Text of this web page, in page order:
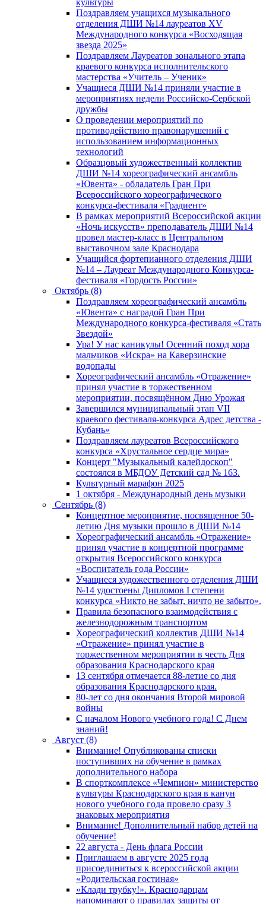
Поздравляем учащихся музыкального
отделения ДШИ №14 лауреатов XV
Международного конкурса «Восходящая
звезда 2025»
Поздравляем Лауреатов зонального этапа
краевого конкурса исполнительского
мастерства «Учитель – Ученик»
Учащиеся ДШИ №14 приняли участие в
мероприятиях недели Российско-Сербской
дружбы
О проведении мероприятий по
противодействию правонарушений с
использованием информационных
технологий
Образцовый художественный коллектив
ДШИ №14 хореографический ансамбль
«Ювента» - обладатель Гран При
Всероссийского хореографического
конкурса-фестиваля «Градиент»
В рамках мероприятий Всероссийской акции
«Ночь искусств» преподаватель ДШИ №14
провел мастер-класс в Центральном
выставочном зале Краснодара
Учащийся фортепианного отделения ДШИ
№14 – Лауреат Международного Конкурса-
фестиваля «Гордость России»
Октябрь (8)
Поздравляем хореографический ансамбль
«Ювента» с наградой Гран При
Международного конкурса-фестиваля «Стать
Звездой»
Ура! У нас каникулы! Осенний поход хора
мальчиков «Искра» на Каверзинские
водопады
Хореографический ансамбль «Отражение»
принял участие в торжественном
мероприятии, посвящённом Дню Урожая
Завершился муниципальный этап VII
краевого фестиваля-конкурса Адрес детства -
Кубань»
Поздравляем лауреатов Всероссийского
конкурса «Хрустальное сердце мира»
Концерт "Музыкальный калейдоскоп"
состоялся в МБДОУ Детский сад № 163.
Культурный марафон 2025
1 октября - Международный день музыки
Сентябрь (8)
Концертное мероприятие, посвященное 50-
летию Дня музыки прошло в ДШИ №14
Хореографический ансамбль «Отражение»
принял участие в концертной программе
открытия Всероссийского конкурса
«Воспитатель года России»
Учащиеся художественного отделения ДШИ
№14 удостоены Дипломов I степени
конкурса «Никто не забыт, ничто не забыто».
Правила безопасного взаимодействия с
железнодорожным транспортом
Хореографический коллектив ДШИ №14
«Отражение» принял участие в
торжественном мероприятии в честь Дня
образования Краснодарского края
13 сентября отмечается 88-летие со дня
образования Краснодарского края.
80-лет со дня окончания Второй мировой
войны
С началом Нового учебного года! С Днем
знаний!
Август (8)
Внимание! Опубликованы списки
поступивших на обучение в рамках
дополнительного набора
В спорткомплексе «Чемпион» министерство
культуры Краснодарского края в канун
нового учебного года провело сразу 3
знаковых мероприятия
Внимание! Дополнительный набор детей на
обучение!
22 августа - День флага России
Приглашаем в августе 2025 года
присоединиться к всероссийской акции
«Родительская гостиная»
«Клади трубку!». Краснодарцам
напоминают о правилах защиты от